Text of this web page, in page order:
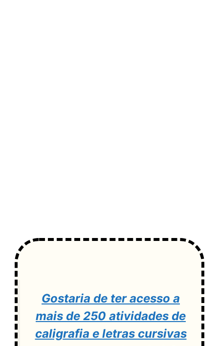
Gostaria de ter acesso a
mais de 250 atividades de
caligrafia e letras cursivas